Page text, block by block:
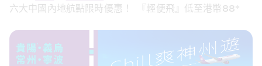
六大中國內地航點限時優惠！  『輕便飛』低至港幣88*